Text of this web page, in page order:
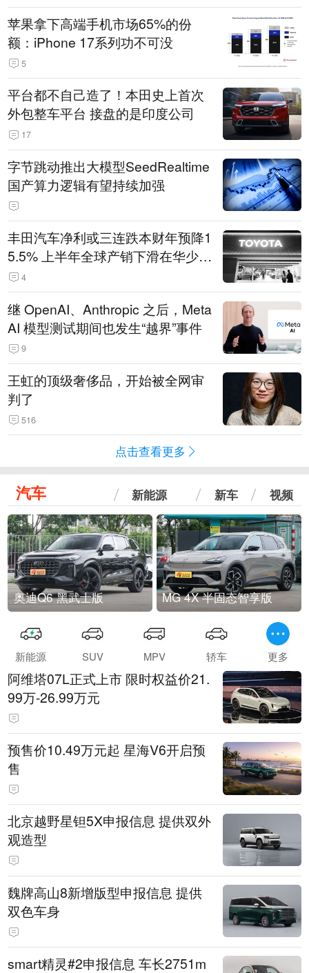
苹果拿下高端手机市场65%的份
额：iPhone 17系列功不可没
5
平台都不自己造了！本田史上首次
外包整车平台 接盘的是印度公司
17
字节跳动推出大模型SeedRealtime
国产算力逻辑有望持续加强
丰田汽车净利或三连跌本财年预降1
5.5% 上半年全球产销下滑在华少卖
14.3万辆
4
继 OpenAI、Anthropic 之后，Meta
AI 模型测试期间也发生“越界”事件
9
王虹的顶级奢侈品，开始被全网审
判了
516
点击查看更多
汽车 新能源 新车 视频
奥迪Q6 黑武士版 MG 4X 半固态智享版
新能源 SUV MPV 轿车 更多
阿维塔07L正式上市 限时权益价21.
99万-26.99万元
预售价10.49万元起 星海V6开启预
售
北京越野星钽5X申报信息 提供双外
观造型
魏牌高山8新增版型申报信息 提供
双色车身
smart精灵#2申报信息 车长2751m